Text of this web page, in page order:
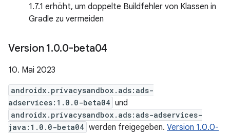
1.7.1 erhöht, um doppelte Buildfehler von Klassen in
Gradle zu vermeiden
Version 1.0.0-beta04
10. Mai 2023
androidx.privacysandbox.ads:ads-
adservices:1.0.0-beta04 und
androidx.privacysandbox.ads:ads-adservices-
java:1.0.0-beta04 werden freigegeben. Version 1.0.0-